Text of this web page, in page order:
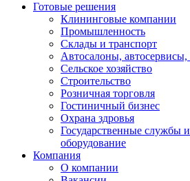
Готовые решения
Клининговые компании
Промышленность
Склады и транспорт
Автосалоны,
Сельское хозяйство
Строительство
Розничная торговля
Гостиничный бизнес
Охрана здровья
Государственные службы
оборудование
Компания
О компании